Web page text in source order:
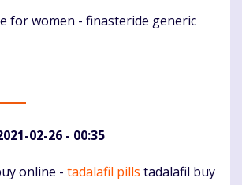
for women - finasteride generic
02-26 - 00:35
online - tadalafil pills tadalafil buy